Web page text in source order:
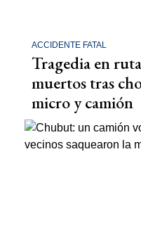
ACCIDENTE FATAL
Tragedia en
muertos tras
micro y camión